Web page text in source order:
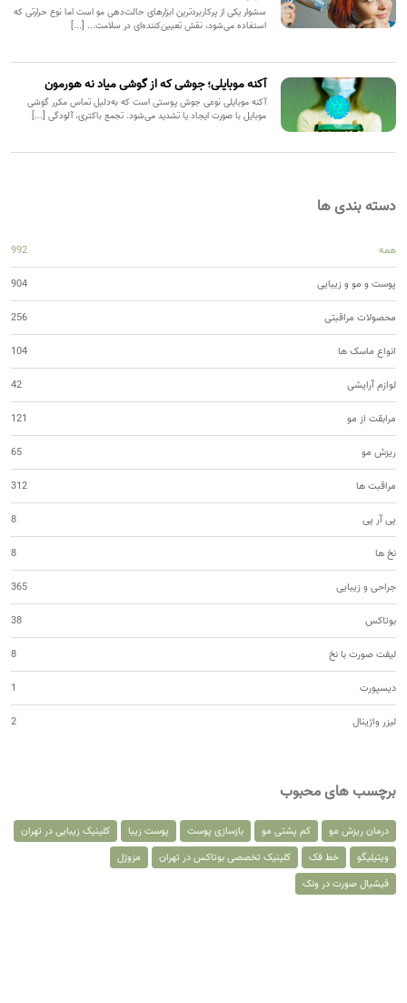
سشوار یکی از پرکاربردترین ابزارهای حالت‌دهی مو است اما نوع حرارتی که
استفاده می‌شود، نقش تعیین‌کننده‌ای در سلامت... [...]
آکنه موبایلی؛ جوشی که از گوشی میاد نه هورمون
آکنه موبایلی نوعی جوش پوستی است که به‌دلیل تماس مکرر گوشی
موبایل با صورت ایجاد یا تشدید می‌شود. تجمع باکتری، آلودگی [...]
دسته بندی ها
همه 992
پوست و مو و زیبایی 904
محصولات مراقبتی 256
انواع ماسک ها 104
لوازم آرایشی 42
مرابقت از مو 121
ریزش مو 65
مراقبت ها 312
پی آر پی 8
نخ ها 8
جراحی و زیبایی 365
بوتاکس 38
لیفت صورت با نخ 8
دیسپورت 1
لیزر واژینال 2
برچسب های محبوب
درمان ریزش مو کم پشتی مو بازسازی پوست پوست زیبا
کلینیک زیبایی در تهران
ویتیلیگو
خط فک کلینیک تخصصی بوتاکس در تهران
مزوژل
فیشیال صورت در ونک